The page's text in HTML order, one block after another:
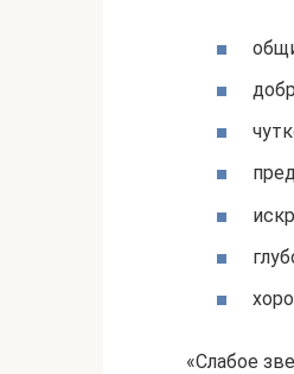
«Слабое